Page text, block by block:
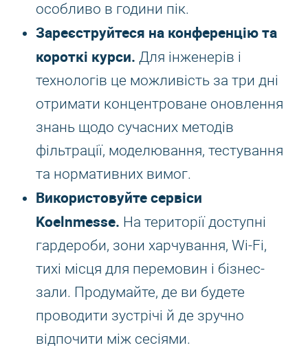
особливо в години пік.
Зареєструйтеся на конференцію та
короткі курси. Для інженерів і
технологів це можливість за три дні
отримати концентроване оновлення
знань щодо сучасних методів
фільтрації, моделювання, тестування
та нормативних вимог.
Використовуйте сервіси
Koelnmesse. На території доступні
гардероби, зони харчування, Wi-Fi,
тихі місця для перемовин і бізнес-
зали. Продумайте, де ви будете
проводити зустрічі й де зручно
відпочити між сесіями.